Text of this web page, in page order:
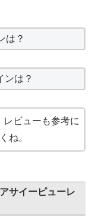
は？
ンは？
ビューも参考に
ね。
サイーピューレ